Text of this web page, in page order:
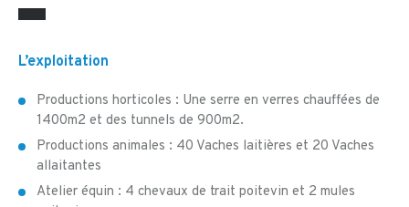
L’exploitation
Productions horticoles : Une serre en verres chauffées de
1400m2 et des tunnels de 900m2.
Productions animales : 40 Vaches laitières et 20 Vaches
allaitantes
Atelier équin : 4 chevaux de trait poitevin et 2 mules